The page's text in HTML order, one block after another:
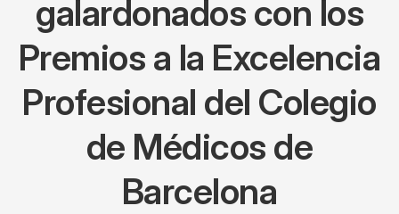
galardonados con los
Premios a la Excelencia
Profesional del Colegio
de Médicos de
Barcelona